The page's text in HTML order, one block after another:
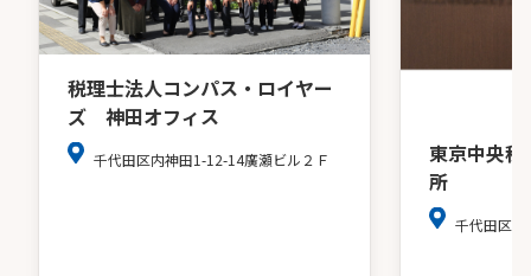
税理士法人コンパス・ロイヤー
ズ 神田オフィス
千代田区内神田1-12-14廣瀬ビル２Ｆ
東京中央
所
千代田区麹